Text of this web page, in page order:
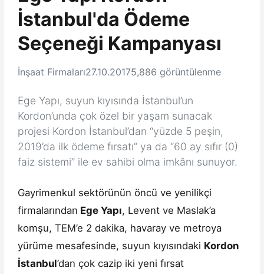
İstanbul'da Ödeme
Seçeneği Kampanyası
İnşaat Firmaları27.10.20175,886 görüntülenme
Ege Yapı, suyun kıyısında İstanbul’un
Kordon’unda çok özel bir yaşam sunacak
projesi Kordon İstanbul’dan “yüzde 5 peşin,
2019’da ilk ödeme fırsatı” ya da “60 ay sıfır (0)
faiz sistemi” ile ev sahibi olma imkânı sunuyor.
Gayrimenkul sektörünün öncü ve yenilikçi
firmalarından Ege Yapı, Levent ve Maslak’a
komşu, TEM’e 2 dakika, havaray ve metroya
yürüme mesafesinde, suyun kıyısındaki Kordon
İstanbul’dan çok cazip iki yeni fırsat